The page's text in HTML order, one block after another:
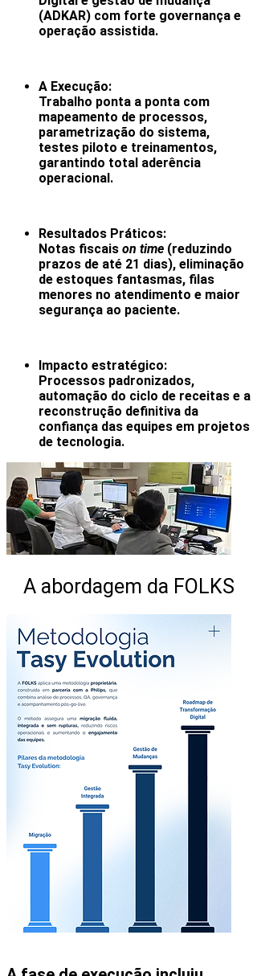
(ADKAR) com forte governança e
operação assistida. ​
A Execução:
Trabalho ponta a ponta com
mapeamento de processos,
parametrização do sistema,
testes piloto e treinamentos,
garantindo total aderência
operacional.
Resultados Práticos:
Notas fiscais on time (reduzindo
prazos de até 21 dias), eliminação
de estoques fantasmas, filas
menores no atendimento e maior
segurança ao paciente.
Impacto estratégico:
Processos padronizados,
automação do ciclo de receitas e a
reconstrução definitiva da
confiança das equipes em projetos
de tecnologia.
A abordagem da FOLKS